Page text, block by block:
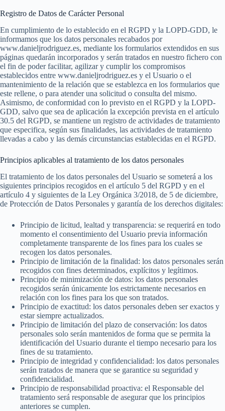
Registro de Datos de Carácter Personal
En cumplimiento de lo establecido en el RGPD y la LOPD-GDD, le
informamos que los datos personales recabados por
www.danieljrodriguez.es, mediante los formularios extendidos en sus
páginas quedarán incorporados y serán tratados en nuestro fichero con
el fin de poder facilitar, agilizar y cumplir los compromisos
establecidos entre www.danieljrodriguez.es y el Usuario o el
mantenimiento de la relación que se establezca en los formularios que
este rellene, o para atender una solicitud o consulta del mismo.
Asimismo, de conformidad con lo previsto en el RGPD y la LOPD-
GDD, salvo que sea de aplicación la excepción prevista en el artículo
30.5 del RGPD, se mantiene un registro de actividades de tratamiento
que especifica, según sus finalidades, las actividades de tratamiento
llevadas a cabo y las demás circunstancias establecidas en el RGPD.
Principios aplicables al tratamiento de los datos personales
El tratamiento de los datos personales del Usuario se someterá a los
siguientes principios recogidos en el artículo 5 del RGPD y en el
artículo 4 y siguientes de la Ley Orgánica 3/2018, de 5 de diciembre,
de Protección de Datos Personales y garantía de los derechos digitales:
Principio de licitud, lealtad y transparencia: se requerirá en todo
momento el consentimiento del Usuario previa información
completamente transparente de los fines para los cuales se
recogen los datos personales.
Principio de limitación de la finalidad: los datos personales serán
recogidos con fines determinados, explícitos y legítimos.
Principio de minimización de datos: los datos personales
recogidos serán únicamente los estrictamente necesarios en
relación con los fines para los que son tratados.
Principio de exactitud: los datos personales deben ser exactos y
estar siempre actualizados.
Principio de limitación del plazo de conservación: los datos
personales solo serán mantenidos de forma que se permita la
identificación del Usuario durante el tiempo necesario para los
fines de su tratamiento.
Principio de integridad y confidencialidad: los datos personales
serán tratados de manera que se garantice su seguridad y
confidencialidad.
Principio de responsabilidad proactiva: el Responsable del
tratamiento será responsable de asegurar que los principios
anteriores se cumplen.